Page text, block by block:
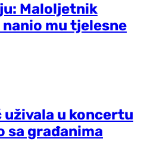
Maloljetnik
mu tjelesne
u koncertu
sa građanima